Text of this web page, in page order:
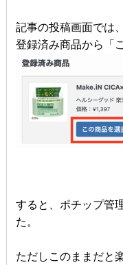
記事の投稿画面では
登録済み商品から「
すると、ポチップ管
た。
ただしこのままだと